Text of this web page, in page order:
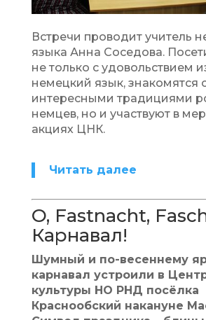
Встречи проводит учитель
языка Анна Соседова.
не только с удовольствием
немецкий язык, знакомятся
интересными традициями
немцев, но и участвуют в
акциях ЦНК.
Читать далее
O, Fastnacht,
Карнавал!
Шумный и по-весеннему
карнавал устроили в
культуры НО РНД посёлка
Краснообский накануне